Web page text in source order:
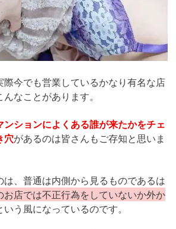
際今でも営業しているかなり有名な店
なことがあります。
ンションによくある誰が来たかをチェ
穴があるのは皆さんもご存知と思いま
は、普通は内側から見るものであるは
お店では不正行為をしていないか外か
いう風になっているのです。